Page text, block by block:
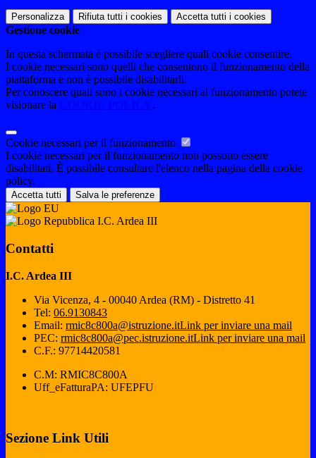
Personalizza Rifiuta tutti i cookies Accetta tutti i cookies
Gestione cookie
In questa schermata è possibile scegliere quali cookie consentire.
I cookie necessari sono quelli che consentono il funzionamento della
piattaforma e non è possibile disabilitarli.
Per conoscere quali sono i cookie necessari al funzionamento potete
visionare la
.
Cookie necessari per il funzionamento
I cookie necessari per il funzionamento non possono essere
disabilitati. È possibile consultare l'elenco nella pagina della cookie
policy.
Accetta tutti Salva le preferenze
I.C. Ardea III
Contatti
I.C. Ardea III
Via Vicenza, 4 - 00040 Ardea (RM) - Distretto 41
Tel: 06.9130843
Email: rmic8c800a@istruzione.itLink per inviare una mail
PEC: rmic8c800a@pec.istruzione.itLink per inviare una mail
C.F.: 97714420581
C.M: RMIC8C800A
Uff_eFatturaPA: UFEPFU
Sezione Link Utili